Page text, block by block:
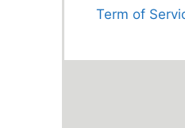
Term of